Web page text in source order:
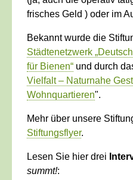
frisches Geld ) oder im
Bekannt wurde die
Städtenetzwerk
für Bienen“ und durch
Vielfalt – Naturnahe
Wohnquartieren".
Mehr über unsere
Stiftungsflyer.
Lesen Sie hier drei
summt!: